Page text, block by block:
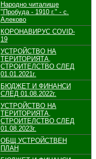
Народно читалище
"Пробуда - 1910 г." - с.
Алеково
КОРОНАВИРУС COVID-
19
УСТРОЙСТВО НА
ТЕРИТОРИЯТА,
СТРОИТЕЛСТВО СЛЕД
01.01.2021г.
БЮДЖЕТ И ФИНАНСИ
СЛЕД 01.08.2022г.
УСТРОЙСТВО НА
ТЕРИТОРИЯТА,
СТРОИТЕЛСТВО СЛЕД
01.08.2023г.
ОБЩ УСТРОЙСТВЕН
ПЛАН